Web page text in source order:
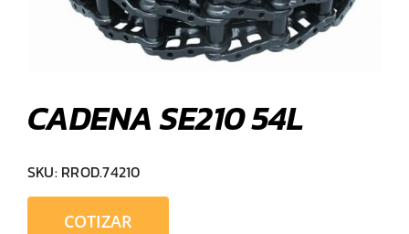
CADENA SE210 54L
SKU: RROD.74210
COTIZAR